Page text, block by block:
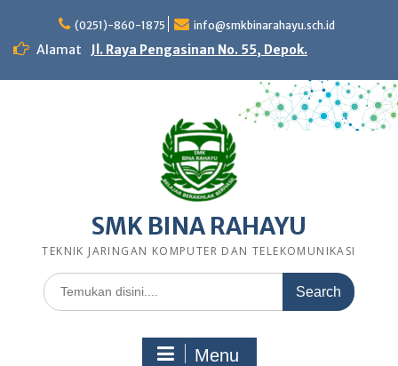
content
(0251)-860-1875 info@smkbinarahayu.sch.id
Alamat Jl. Raya Pengasinan No. 55, Depok.
SMK BINA RAHAYU
TEKNIK JARINGAN KOMPUTER DAN TELEKOMUNIKASI
Search
for:
Menu